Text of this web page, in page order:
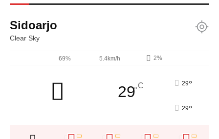
Sidoarjo
Clear Sky
69% 5.4km/h 2%
29°C 29°
29°